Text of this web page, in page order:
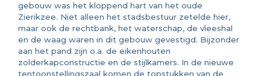
gebouw was het kloppend hart van het oude
Zierikzee. Niet alleen het stadsbestuur zetelde hier,
maar ook de rechtbank, het waterschap, de vleeshal
en de waag waren in dit gebouw gevestigd. Bijzonder
aan het pand zijn o.a. de eikenhouten
zolderkapconstructie en de stijlkamers. In de nieuwe
tentoonstellingszaal komen de topstukken van de